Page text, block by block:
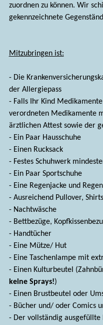
zuordnen zu können. Wir
gekennzeichnete
Mitzubringen ist:
- Die
der Allergiepass
- Falls Ihr Kind
verordneten Medikamente
ärztlichen Attest sowie der
- Ein Paar Hausschuhe
- Einen Rucksack
- Festes Schuhwerk
- Ein Paar Sportschuhe
- Eine Regenjacke und
- Ausreichend Pullover,
- Nachtwäsche
- Bettbezüge,
- Handtücher
- Eine Mütze/ Hut
- Eine Taschenlampe mit
- Einen Kulturbeutel
keine Sprays!)
- Einen Brustbeutel oder
- Bücher und/ oder Comics
- Der vollständig ausgefüllte